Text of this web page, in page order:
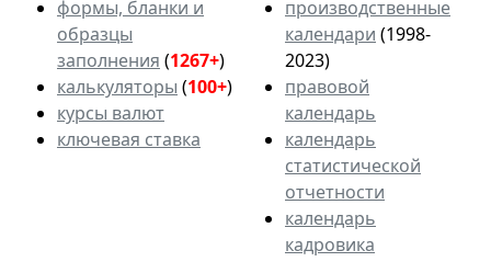
формы, бланки и
образцы
заполнения (1267+)
калькуляторы (100+)
курсы валют
ключевая ставка
производственные
календари (1998-
2023)
правовой
календарь
календарь
статистической
отчетности
календарь
кадровика